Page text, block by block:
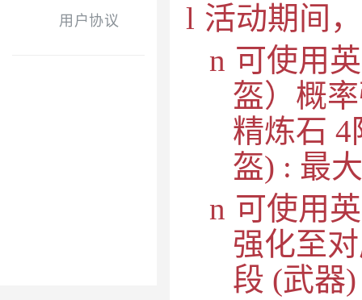
用户协议
l 活动期间
n 可使用
盔）概
精炼石 4
盔) : 最
n 可使用
强化至
段 (武器